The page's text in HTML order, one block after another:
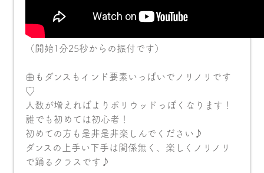
（開始1分25秒からの振付です）
曲もダンスもインド要素いっぱいでノリノリです
♡
人数が増えればよりボリウッドっぽくなります！
誰でも初めては初心者！
初めての方も是非是非楽しんでください♪
ダンスの上手い下手は関係無く、楽しくノリノリ
で踊るクラスです♪